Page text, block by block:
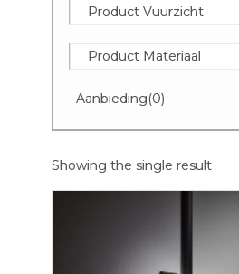
Aanbieding(0)
Showing the single result